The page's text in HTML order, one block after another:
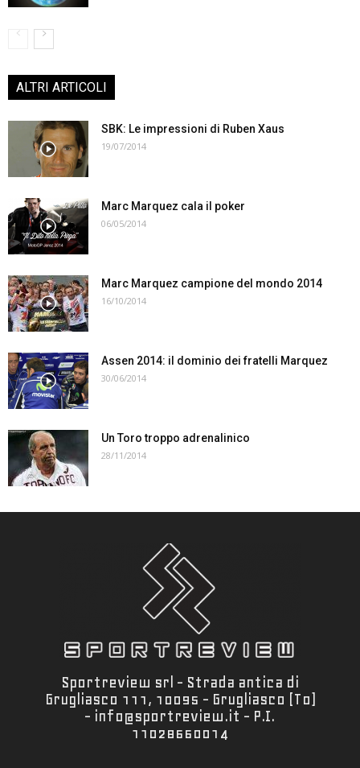
ALTRI ARTICOLI
SBK: Le impressioni di Ruben Xaus
19/07/2014
Marc Marquez cala il poker
06/05/2014
Marc Marquez campione del mondo 2014
16/10/2014
Assen 2014: il dominio dei fratelli Marquez
30/06/2014
Un Toro troppo adrenalinico
28/11/2014
Sportreview srl - Strada antica di
Grugliasco 111, 10095 - Grugliasco (To)
- info@sportreview.it - P.I.
11028660014